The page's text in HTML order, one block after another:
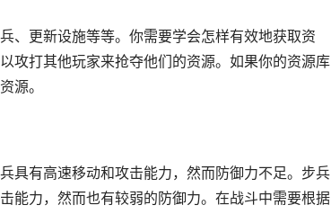
、更新设施等等。你需要学会怎样有效地获取资
攻打其他玩家来抢夺他们的资源。如果你的资源库
源。
具有高速移动和攻击能力，然而防御力不足。步兵
能力，然而也有较弱的防御力。在战斗中需要根据